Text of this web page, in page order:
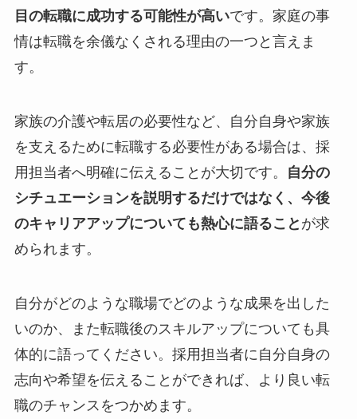
目の転職に成功する可能性が高いです。家庭の事
情は転職を余儀なくされる理由の一つと言えま
す。
家族の介護や転居の必要性など、自分自身や家族
を支えるために転職する必要性がある場合は、採
用担当者へ明確に伝えることが大切です。
自分の
シチュエーションを説明するだけではなく、今後
のキャリアアップについても熱心に語ること が求
められます。
自分がどのような職場でどのような成果を出した
いのか、また転職後のスキルアップについても具
体的に語ってください。採用担当者に自分自身の
志向や希望を伝えることができれば、より良い転
職のチャンスをつかめます。